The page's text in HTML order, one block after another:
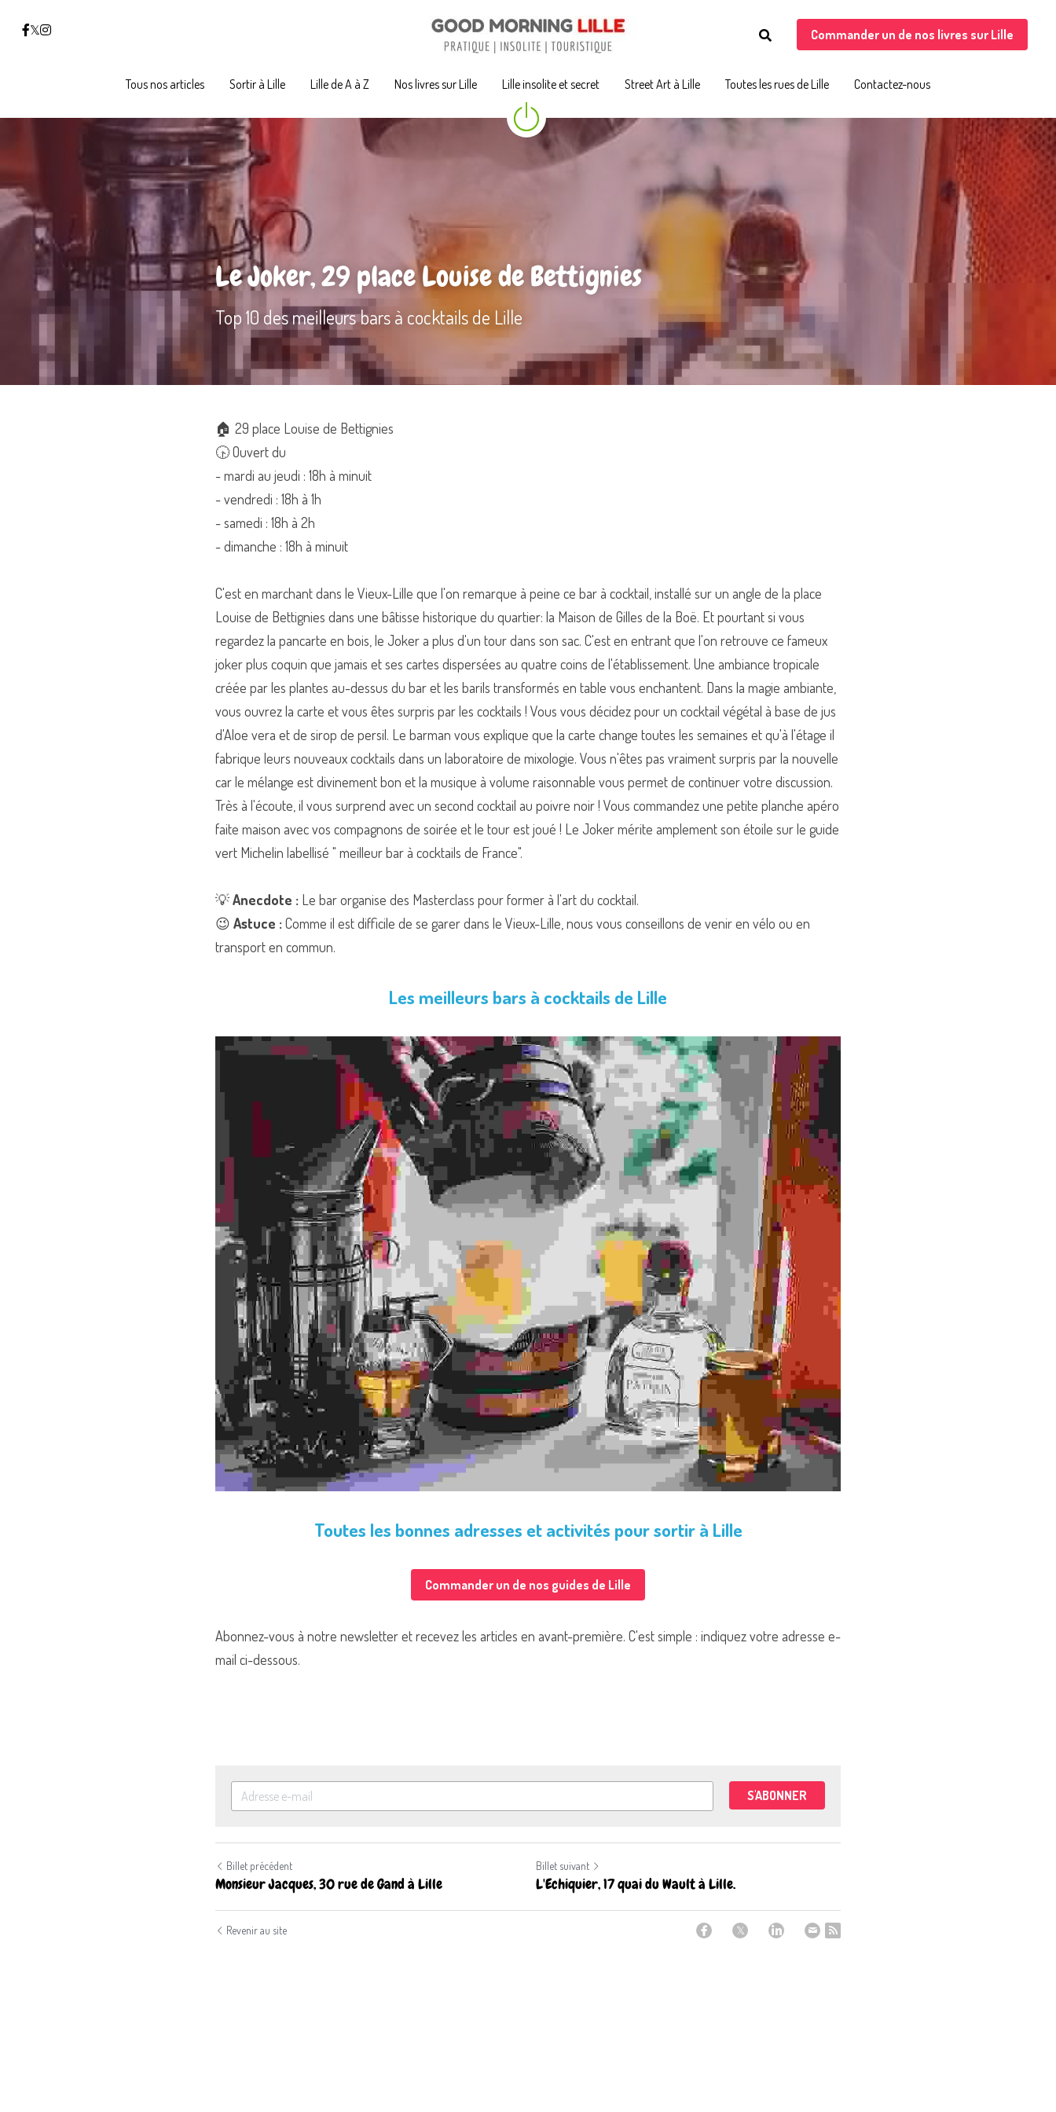
Tous nos articles Sortir à Lille Lille de A à Z Nos livres sur Lille Lille insolite et secret Street Art à Lille Toutes les rues de Lille Contactez-nous
Commander un de nos livres sur Lille
Tous nos articles Sortir à Lille Lille de A à Z Nos livres sur Lille Lille insolite et secret Street Art à Lille Toutes les rues de Lille Contactez-nous
Commander un de nos livres sur Lille
Le Joker, 29 place Louise de Bettignies
Top 10 des meilleurs bars à cocktails de Lille
🏠 29 place Louise de Bettignies
🕟 Ouvert du
- mardi au jeudi : 18h à minuit
- vendredi : 18h à 1h
- samedi : 18h à 2h
- dimanche : 18h à minuit
C'est en marchant dans le Vieux-Lille que l'on remarque à peine ce bar à cocktail, installé sur un angle de la place
Louise de Bettignies dans une bâtisse historique du quartier: la Maison de Gilles de la Boë. Et pourtant si vous
regardez la pancarte en bois, le Joker a plus d'un tour dans son sac. C'est en entrant que l'on retrouve ce fameux
joker plus coquin que jamais et ses cartes dispersées au quatre coins de l'établissement. Une ambiance tropicale
créée par les plantes au-dessus du bar et les barils transformés en table vous enchantent. Dans la magie ambiante,
vous ouvrez la carte et vous êtes surpris par les cocktails ! Vous vous décidez pour un cocktail végétal à base de jus
d'Aloe vera et de sirop de persil. Le barman vous explique que la carte change toutes les semaines et qu'à l'étage il
fabrique leurs nouveaux cocktails dans un laboratoire de mixologie. Vous n'êtes pas vraiment surpris par la nouvelle
car le mélange est divinement bon et la musique à volume raisonnable vous permet de continuer votre discussion.
Très à l'écoute, il vous surprend avec un second cocktail au poivre noir ! Vous commandez une petite planche apéro
faite maison avec vos compagnons de soirée et le tour est joué ! Le Joker mérite amplement son étoile sur le guide
vert Michelin labellisé " meilleur bar à cocktails de France".
💡 Anecdote : Le bar organise des Masterclass pour former à l'art du cocktail.
😉 Astuce : Comme il est difficile de se garer dans le Vieux-Lille, nous vous conseillons de venir en vélo ou en
transport en commun.
Les meilleurs bars à cocktails de Lille
Toutes les bonnes adresses et activités pour sortir à Lille
Commander un de nos guides de Lille
Abonnez-vous à notre newsletter et recevez les articles en avant-première. C'est simple : indiquez votre adresse e-
mail ci-dessous.
S'ABONNER
Billet précédent
Monsieur Jacques, 30 rue de Gand à Lille
Billet suivant
L'Echiquier, 17 quai du Wault à Lille.
Revenir au site